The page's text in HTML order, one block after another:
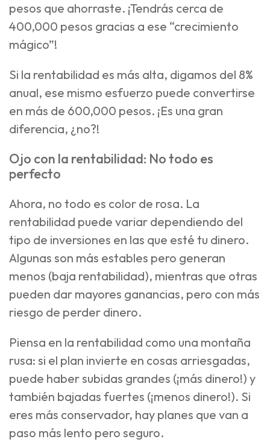
pesos que ahorraste. ¡Tendrás cerca de
400,000 pesos gracias a ese “crecimiento
mágico”!
Si la rentabilidad es más alta, digamos del 8%
anual, ese mismo esfuerzo puede convertirse
en más de 600,000 pesos. ¡Es una gran
diferencia, ¿no?!
Ojo con la rentabilidad: No todo es
perfecto
Ahora, no todo es color de rosa. La
rentabilidad puede variar dependiendo del
tipo de inversiones en las que esté tu dinero.
Algunas son más estables pero generan
menos (baja rentabilidad), mientras que otras
pueden dar mayores ganancias, pero con más
riesgo de perder dinero.
Piensa en la rentabilidad como una montaña
rusa: si el plan invierte en cosas arriesgadas,
puede haber subidas grandes (¡más dinero!) y
también bajadas fuertes (¡menos dinero!). Si
eres más conservador, hay planes que van a
paso más lento pero seguro.